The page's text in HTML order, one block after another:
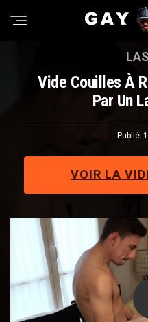
Vide Couilles À
Par Un
Publié
VOIR LA